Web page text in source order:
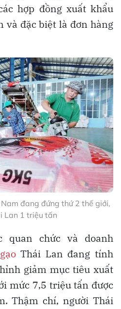
hợp đồng xuất khẩu
và đặc biệt là đơn hàng
đang đứng thứ 2 thế giới,
Lan 1 triệu tấn
quan chức và doanh
Thái Lan đang tính
giảm mục tiêu xuất
mức 7,5 triệu tấn được
Thậm chí, người Thái